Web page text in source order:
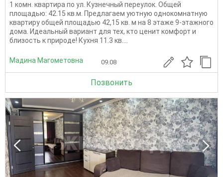
1 комн. квартира по ул. Кузнечный переулок. Общей
площадью: 42.15 кв.м. Предлагаем уютную однокомнатную
квартиру общей площадью 42,15 кв. м на 8 этаже 9-этажного
дома. Идеальный вариант для тех, кто ценит комфорт и
близость к природе! Кухня 11.3 кв....
Мадина Магометовна 09.08
Позвонить